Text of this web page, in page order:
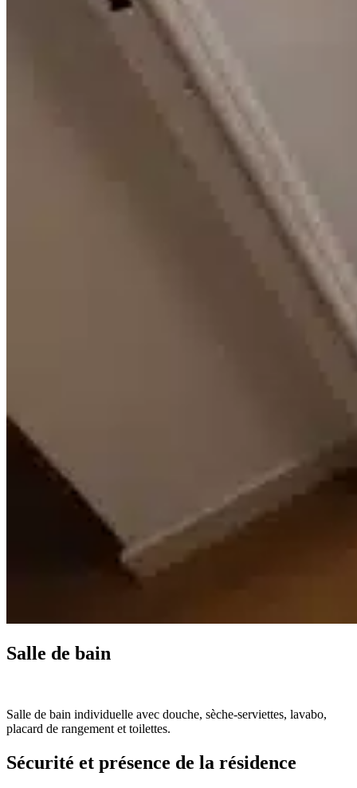
Salle de bain
Salle de bain individuelle avec douche, sèche-serviettes, lavabo,
placard de rangement et toilettes.
Sécurité et présence de la résidence